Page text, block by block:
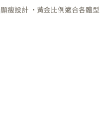
瘦設計 ·黃金比例適合各體